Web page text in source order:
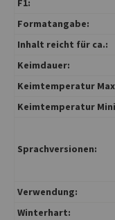
F1:
Formatangabe:
Inhalt reicht für ca.:
Keimdauer:
Keimtemperatur
Keimtemperatur
Sprachversionen:
Verwendung:
Winterhart: